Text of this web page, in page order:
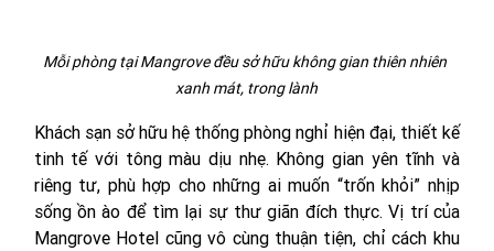
Mỗi phòng tại Mangrove đều sở hữu không gian thiên nhiên
xanh mát, trong lành
Khách sạn sở hữu hệ thống phòng nghỉ hiện đại, thiết kế
tinh tế với tông màu dịu nhẹ. Không gian yên tĩnh và
riêng tư, phù hợp cho những ai muốn “trốn khỏi” nhịp
sống ồn ào để tìm lại sự thư giãn đích thực. Vị trí của
Mangrove Hotel cũng vô cùng thuận tiện, chỉ cách khu